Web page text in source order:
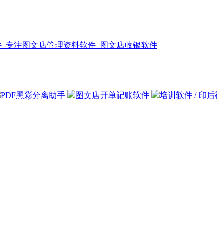
PDF黑彩分离助手 图文店开单记账软件
培训软件 / 印后